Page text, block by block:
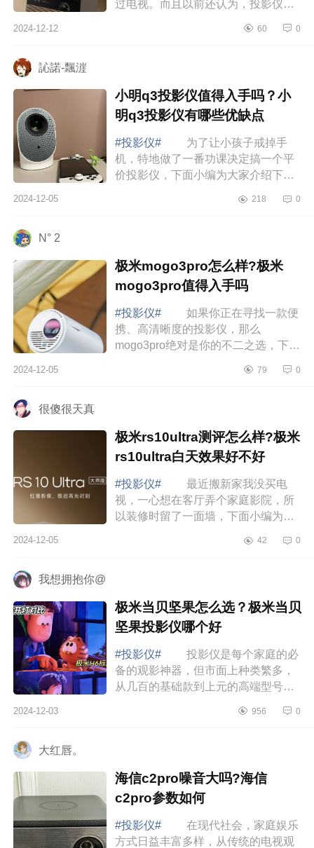
过电视。而且以前还认为，投影仪只
的，但我又实在喜欢大屏，所以就入
2024-12-12 60 0
訫諾-飄漄
小明q3投影仪值得入手吗？小
明q3投影仪有哪些优缺点
#投影仪#
为了让小孩子戒掉手
机，特地做了一番功课决定搞一个平
价投影仪，下面小编为大家介绍下小
仪有哪些优缺点 小明q3投影仪值
2024-12-05 218 0
N° 2
极米mogo3pro怎么样?极米
mogo3pro值得入手吗
#投影仪#
如果你正在寻找一款便
携、高清晰度的投影仪，那么
mogo3pro绝对是你的不二之选，下面
样?极米mogo3pro值得入手吗 极
2024-12-05 79 0
很傻很天真
极米rs10ultra测评怎么样?极米
rs10ultra白天效果好不好
#投影仪#
最近搬新家我没买电
视，一心想在客厅弄个家庭影院，所
以装修时留了一面墙，下面小编为大
米rs10ultra白天效果好不好 极米
2024-12-05 42 0
我想拥抱你@
极米当贝坚果怎么选？极米当贝
坚果投影仪哪个好
#投影仪#
投影仪是每个家庭的必
备的观影神器，但市面上种类繁多，
从几百的基础款到上元的高端型号，
易。下面小编为大家介绍下极米当贝
2024-12-03 956 0
大红唇。
海信c2pro噪音大吗?海信
c2pro参数如何
#投影仪#
在现代社会，家庭娱乐
方式日益丰富多样，从传统的电视观